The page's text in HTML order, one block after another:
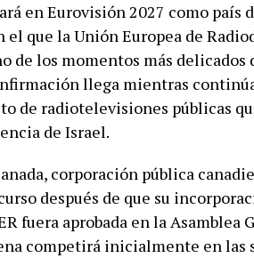
en Eurovisión 2027 como país
que la Unión Europea de
de los momentos más
llega mientras
de radiotelevisiones públicas
de Israel.
corporación pública
después de que su
fuera aprobada en la Asamblea
competirá inicialmente en las